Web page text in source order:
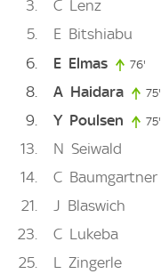
3 C Lenz
5
E Bitshiabu
6
E Elmas 76'
8 A Haidara 75'
9 Y Poulsen 75'
13 N Seiwald
14
C Baumgartner
21
J Blaswich
23
C Lukeba
25
L Zingerle